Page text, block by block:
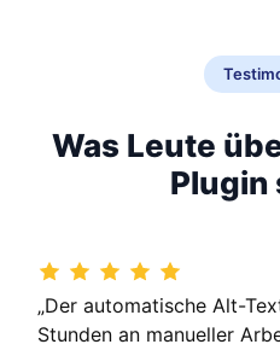
Was Leute
Plugin
„Der automatische Alt-
Stunden an manueller